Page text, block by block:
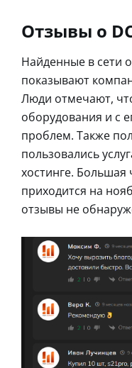
Отзывы о
Найденные в сети
показывают
Люди отмечают,
оборудования и с
проблем. Также
пользовались
хостинге. Большая
приходится на
отзывы не